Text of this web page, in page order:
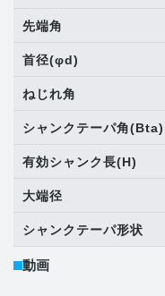
先端角
首径(φd)
ねじれ角
シャンクテーパ角(Bta)
有効シャンク長(H)
大端径
シャンクテーパ形状
動画